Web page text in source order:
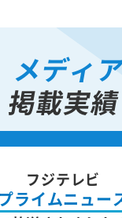
メディ
掲載実績
書籍出版
身近な人が
なった後の遺品